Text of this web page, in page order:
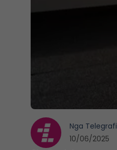
Nga Telegrafi
10/06/2025